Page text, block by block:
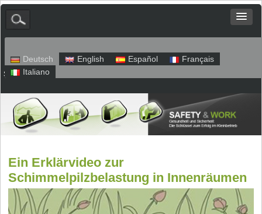
Deutsch English Español
Français
Italiano
Sitemap Impressum
Ein Erklärvideo zur
Schimmelpilzbelastung in Innenräumen